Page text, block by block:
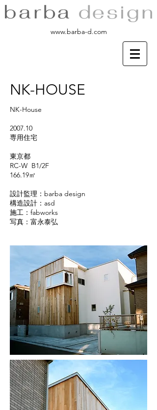
www.barba-d.com
NK-HOUSE
NK-House
2007.10
専用住宅
東京都
RC-W B1/2F
166.19㎡
設計監理：barba design
構造設計： asd
​施工： fabworks
​写真：富永泰弘